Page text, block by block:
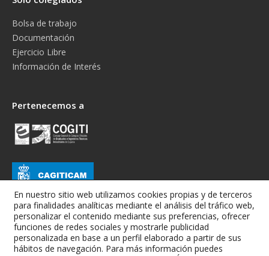
Bolsa de trabajo
Documentación
Ejercicio Libre
Información de Interés
Pertenecemos a
En nuestro sitio web utilizamos cookies propias y de terceros
para finalidades analíticas mediante el análisis del tráfico web,
personalizar el contenido mediante sus preferencias, ofrecer
funciones de redes sociales y mostrarle publicidad
personalizada en base a un perfil elaborado a partir de sus
hábitos de navegación. Para más información puedes